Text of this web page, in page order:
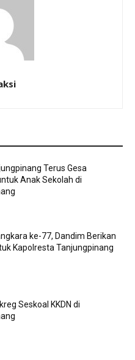
Terus Gesa
Anak Sekolah di
ke-77, Dandim Berikan
Kapolresta Tanjungpinang
Seskoal KKDN di